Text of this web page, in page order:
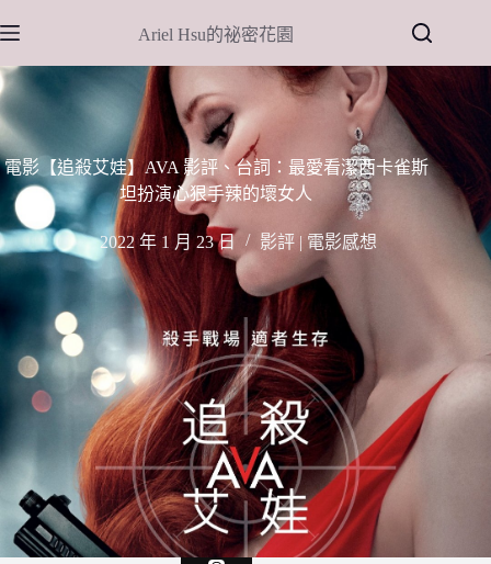
至
主
要
內
容
Ariel Hsu的祕密花園
電影【追殺艾娃】AVA 影評、台詞：最愛看潔西卡雀斯
坦扮演心狠手辣的壞女人
2022 年 1 月 23 日 影評 | 電影感想